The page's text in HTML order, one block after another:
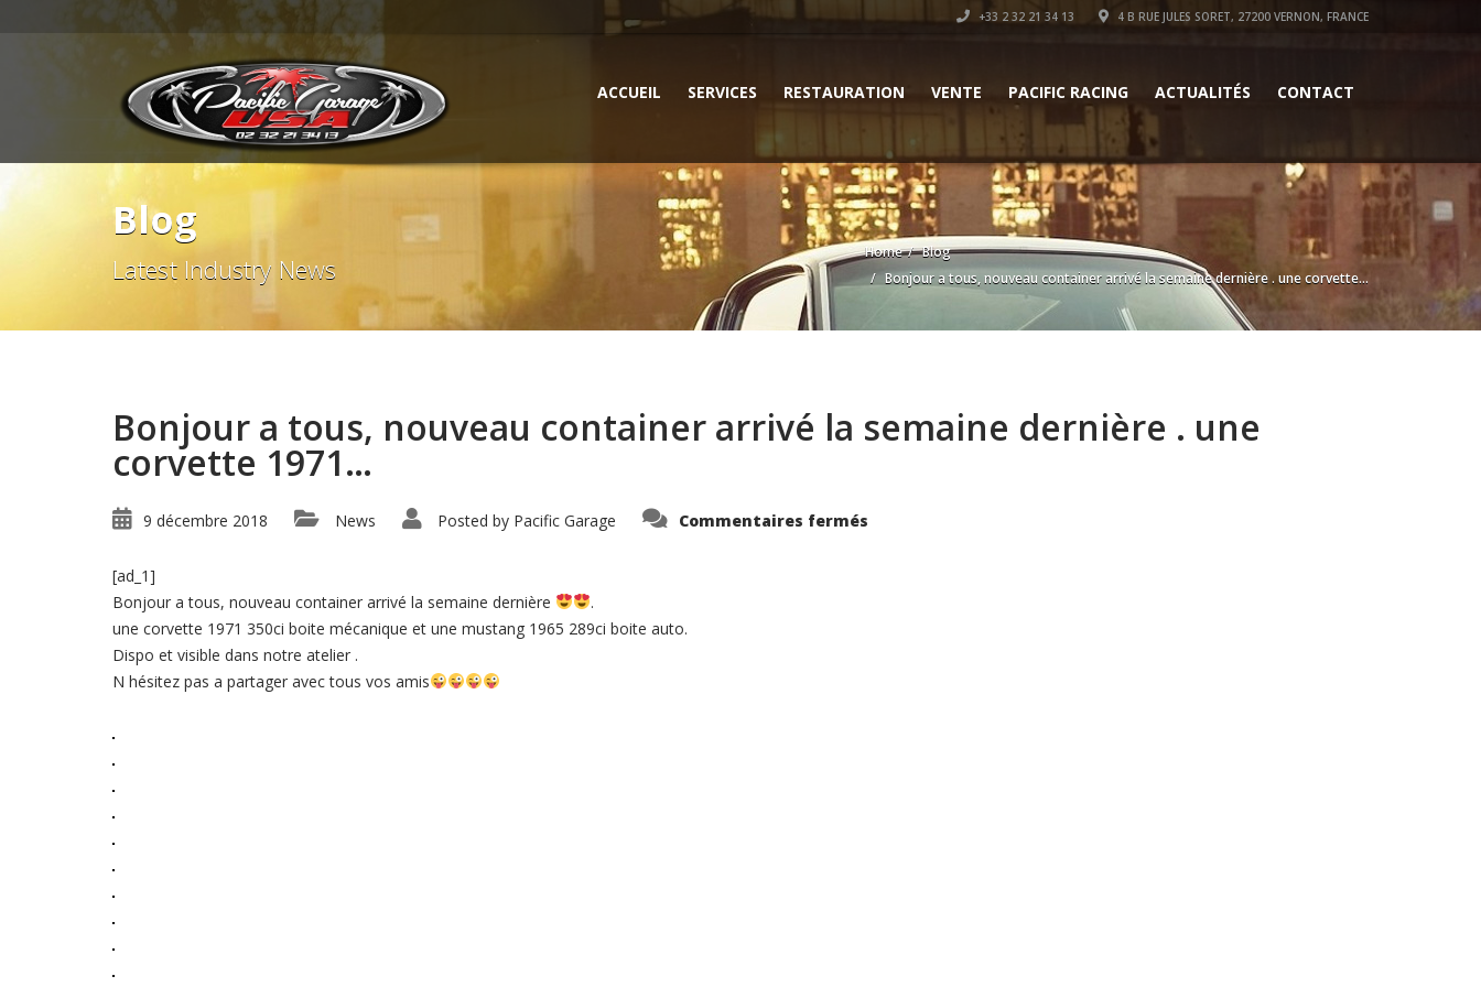
+33 2 32 21 34 13 4 B RUE JULES SORET, 27200 VERNON, FRANCE
ACCUEIL SERVICES RESTAURATION VENTE PACIFIC RACING ACTUALITÉS CONTACT
Blog
Latest Industry News
Home
Blog
Bonjour a tous, nouveau container arrivé la semaine dernière . une corvette...
Bonjour a tous, nouveau container arrivé la semaine dernière . une
corvette 1971…
9 décembre 2018 News Posted by Pacific Garage Commentaires fermés
[ad_1]
Bonjour a tous, nouveau container arrivé la semaine dernière
.
une corvette 1971 350ci boite mécanique et une mustang 1965 289ci boite auto.
Dispo et visible dans notre atelier .
N hésitez pas a partager avec tous vos amis